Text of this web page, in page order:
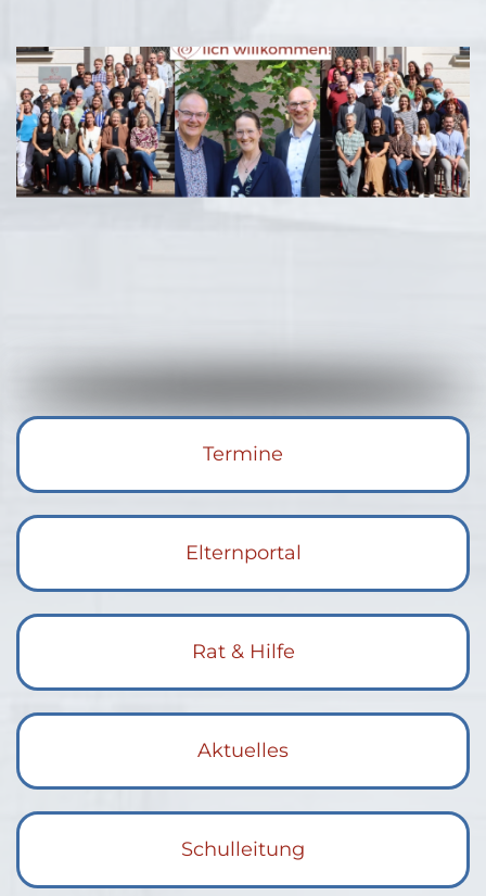
Termine
Elternportal
Rat & Hilfe
Aktuelles
Schulleitung